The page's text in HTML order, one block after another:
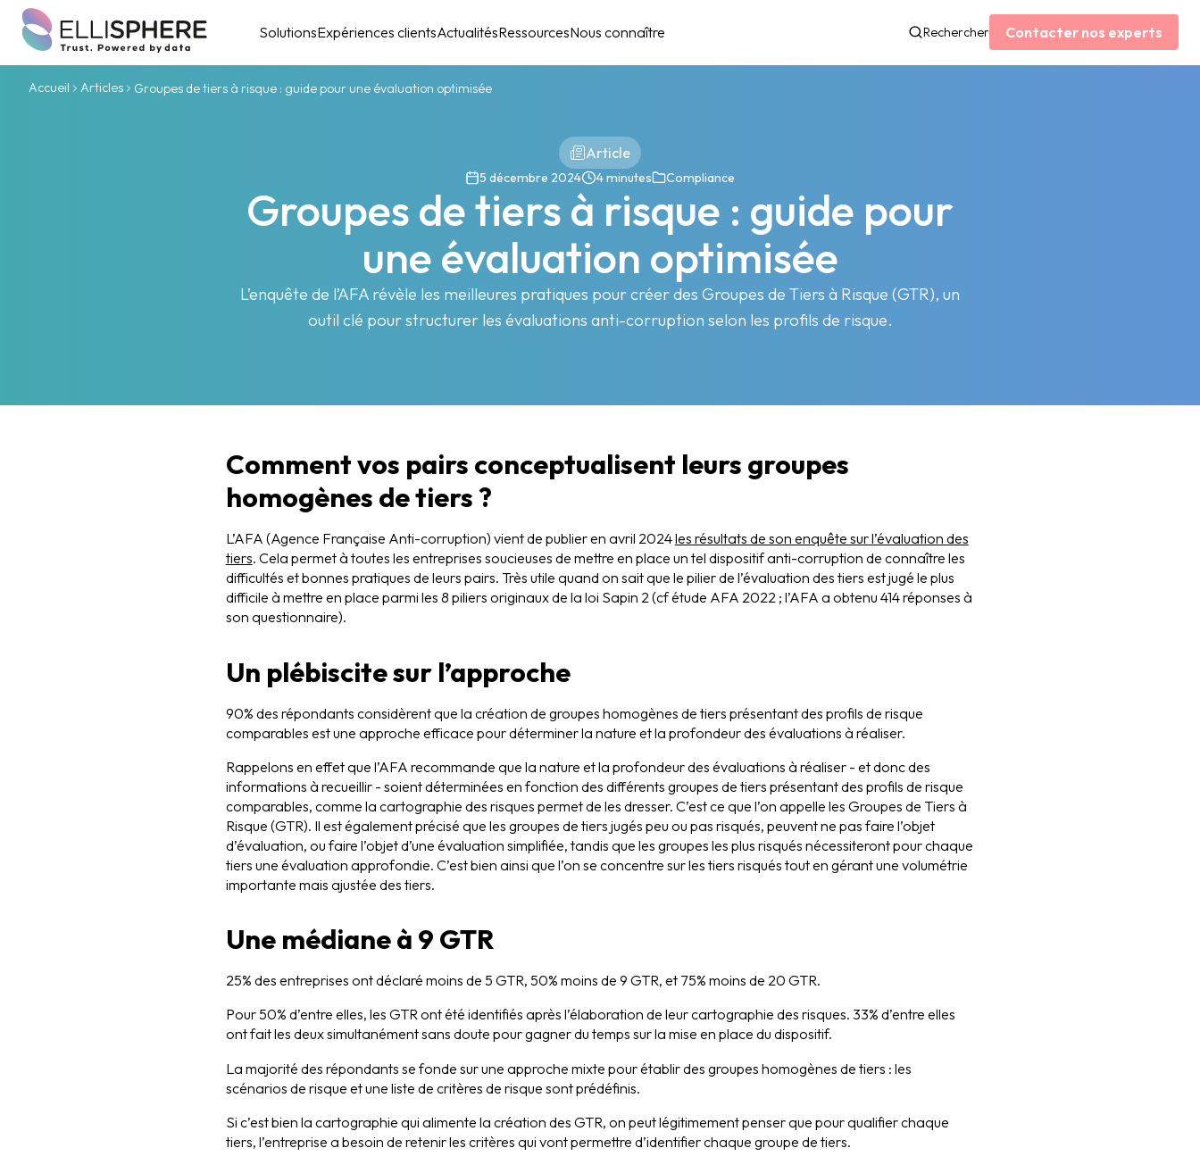
SolutionsExpériences clientsActualitésRessourcesNous connaître Rechercher Contacter nos experts
Accueil Articles Groupes de tiers à risque : guide pour une évaluation optimisée
Article
5 décembre 2024 4 minutes Compliance
Groupes de tiers à risque : guide pour
une évaluation optimisée
L’enquête de l’AFA révèle les meilleures pratiques pour créer des Groupes de Tiers à Risque (GTR), un
outil clé pour structurer les évaluations anti-corruption selon les profils de risque.
Comment vos pairs conceptualisent leurs groupes
homogènes de tiers ?
L’AFA (Agence Française Anti-corruption) vient de publier en avril 2024les résultats de son enquête sur l’évaluation des
tiers. Cela permet à toutes les entreprises soucieuses de mettre en place un tel dispositif anti-corruption de connaître les
difficultés et bonnes pratiques de leurs pairs. Très utile quand on sait que le pilier de l’évaluation des tiers est jugé le plus
difficile à mettre en place parmi les 8 piliers originaux de la loi Sapin 2 (cf étude AFA 2022 ; l’AFA a obtenu 414 réponses à
son questionnaire).
Un plébiscite sur l’approche
90% des répondants considèrent que la création de groupes homogènes de tiers présentant des profils de risque
comparables est une approche efficace pour déterminer la nature et la profondeur des évaluations à réaliser.
Rappelons en effet que l’AFA recommande que la nature et la profondeur des évaluations à réaliser - et donc des
informations à recueillir - soient déterminées en fonction des différents groupes de tiers présentant des profils de risque
comparables, comme la cartographie des risques permet de les dresser. C’est ce que l’on appelle les Groupes de Tiers à
Risque (GTR). Il est également précisé que les groupes de tiers jugés peu ou pas risqués, peuvent ne pas faire l’objet
d’évaluation, ou faire l’objet d’une évaluation simplifiée, tandis que les groupes les plus risqués nécessiteront pour chaque
tiers une évaluation approfondie. C’est bien ainsi que l’on se concentre sur les tiers risqués tout en gérant une volumétrie
importante mais ajustée des tiers.
Une médiane à 9 GTR
25% des entreprises ont déclaré moins de 5 GTR, 50% moins de 9 GTR, et 75% moins de 20 GTR.
Pour 50% d’entre elles, les GTR ont été identifiés après l’élaboration de leur cartographie des risques. 33% d’entre elles
ont fait les deux simultanément sans doute pour gagner du temps sur la mise en place du dispositif.
La majorité des répondants se fonde sur une approche mixte pour établir des groupes homogènes de tiers : les
scénarios de risque et une liste de critères de risque sont prédéfinis.
Si c’est bien la cartographie qui alimente la création des GTR, on peut légitimement penser que pour qualifier chaque
tiers, l’entreprise a besoin de retenir les critères qui vont permettre d’identifier chaque groupe de tiers.